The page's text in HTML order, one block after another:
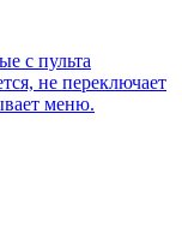
с пульта
не переключает
меню.